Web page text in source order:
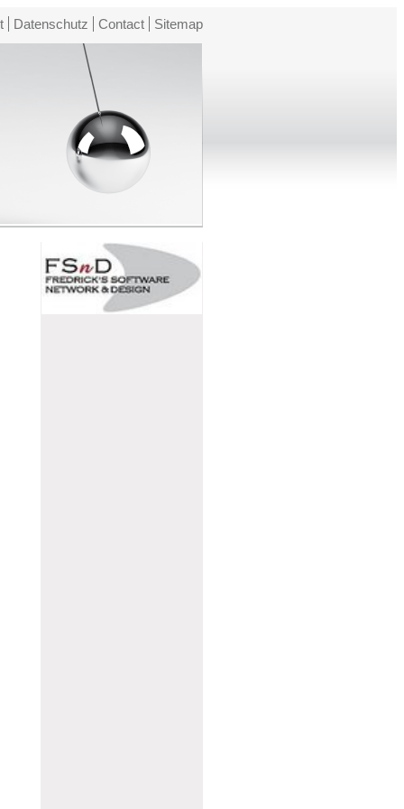
Datenschutz Contact Sitemap